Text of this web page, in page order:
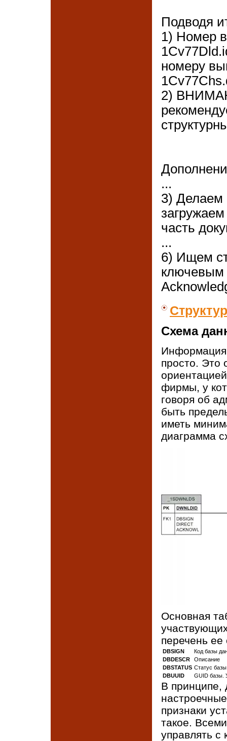
Подводя
1) Номер
номеру
2)
...
3) Делаем
часть
...
6) Ищем
ключевым
Схема
Информация
просто. Это
фирмы, у
говоря об
быть
иметь
диаграмма
Основная
перечень
DBSIGN
Код базы
DBDESCR
Описание
DBSTATUS Статус
DBUUID
GUID базы.
В принципе,
признаки
такое.
управлять с